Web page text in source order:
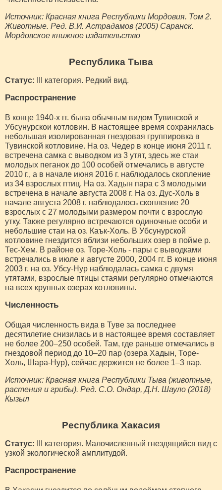
Источник: Красная книга Республики Мордовия. Том 2.
Животные. Ред. В.И. Астрадамов (2005) Саранск.
Мордовское книжное издательство
Республика Тыва
Статус: III категория. Редкий вид.
Распространение
В конце 1940-х гг. была обычным видом Тувинской и
Убсунурскои котловин. В настоящее время сохранилась
небольшая изолированная гнездовая группировка в
Тувинской котловине. На оз. Чедер в конце июня 2011 г.
встречена самка с выводком из 3 утят, здесь же стаи
молодых пеганок до 100 особей отмечались в августе
2010 г., а в начале июня 2016 г. наблюдалось скопление
из 34 взрослых птиц. На оз. Хадын пара с 3 молодыми
встречена в начале августа 2008 г. На оз. Дус-Холь в
начале августа 2008 г. наблюдалось скопление 20
взрослых с 27 молодыми размером почти с взрослую
утку. Также регулярно встречаются одиночные особи и
небольшие стаи на оз. Каък-Холь. В Убсунурской
котловине гнездится вблизи небольших озер в пойме р.
Тес-Хем. В районе оз. Торе-Холь - пары с выводками
встречались в июле и августе 2000, 2004 гг. В конце июня
2003 г. на оз. Убсу-Нур наблюдалась самка с двумя
утятами, взрослые птицы стаями регулярно отмечаются
на всех крупных озерах котловины.
Численность
Общая численность вида в Туве за последнее
десятилетие снизилась и в настоящее время составляет
не более 200–250 особей. Там, где раньше отмечались в
гнездовой период до 10–20 пар (озера Хадын, Торе-
Холь, Шара-Нур), сейчас держится не более 1–3 пар.
Источник: Красная книга Республики Тыва (животные,
растения и грибы). Ред. С.О. Ондар, Д.Н. Шауло (2018)
Кызыл
Республика Хакасия
Статус: III категория. Малочисленный гнездящийся вид с
узкой экологической амплитудой.
Распространение